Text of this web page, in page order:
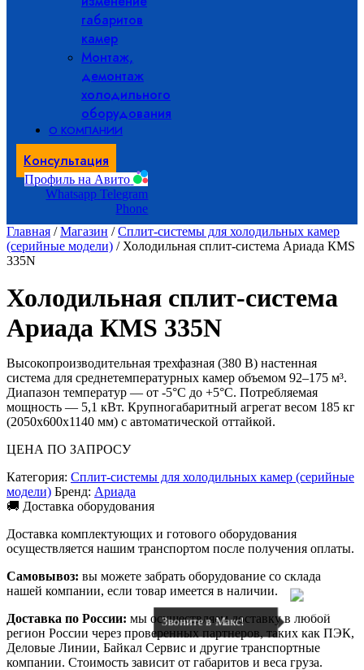
габаритов
камер
Монтаж,
демонтаж
холодильного
оборудования
О КОМПАНИИ
Консультация
Профиль на Авито
Whatsapp Telegram
Phone
Главная /Магазин /Сплит-системы для холодильных камер
(серийные модели) / Холодильная сплит-система Ариада КMS
335N
Холодильная сплит-система
Ариада КMS 335N
Высокопроизводительная трехфазная (380 В) настенная
система для среднетемпературных камер объемом 92–175 м³.
Диапазон температур — от -5°C до +5°C. Потребляемая
мощность — 5,1 кВт. Крупногабаритный агрегат весом 185 кг
(2050x600x1140 мм) с автоматической оттайкой.
ЦЕНА ПО ЗАПРОСУ
Категория: Сплит-системы для холодильных камер (серийные
модели) Бренд: Ариада
🚚 Доставка оборудования
Доставка комплектующих и готового оборудования
осуществляется нашим транспортом после получения оплаты.
Самовывоз: вы можете забрать оборудование со склада
нашей компании, если товар имеется в наличии.
Доставка по России: мы осуществляем доставку в любой
регион России через проверенных партнеров, таких как ПЭК,
Деловые Линии, Байкал Сервис и другие транспортные
компании. Стоимость зависит от габаритов и веса груза.
Звоните в Макс!